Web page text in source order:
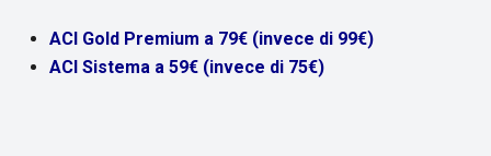
ACI Gold Premium a 79€ (invece di 99€)
ACI Sistema a 59€ (invece di 75€)